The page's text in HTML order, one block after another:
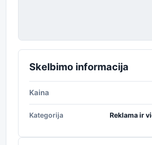
Skelbimo informacija
Kaina
Kategorija Reklama ir